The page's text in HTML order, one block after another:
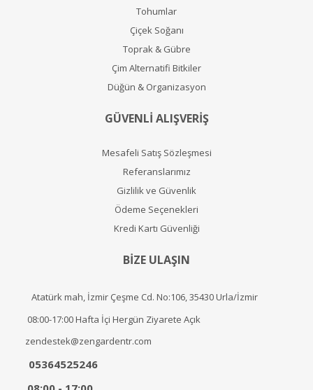
Tohumlar
Çiçek Soğanı
Toprak & Gübre
Çim Alternatifi Bitkiler
Düğün & Organizasyon
GÜVENLİ ALIŞVERİŞ
Mesafeli Satış Sözleşmesi
Referanslarımız
Gizlilik ve Güvenlik
Ödeme Seçenekleri
Kredi Kartı Güvenliği
BİZE ULAŞIN
Atatürk mah, İzmir Çeşme Cd. No:106, 35430 Urla/İzmir
08:00-17:00 Hafta İçi Hergün Ziyarete Açık
zendestek@zengardentr.com
05364525246